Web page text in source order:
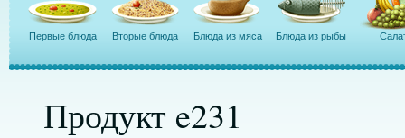
Первые блюда Вторые блюда Блюда из мяса Блюда из рыбы
Продукт e231